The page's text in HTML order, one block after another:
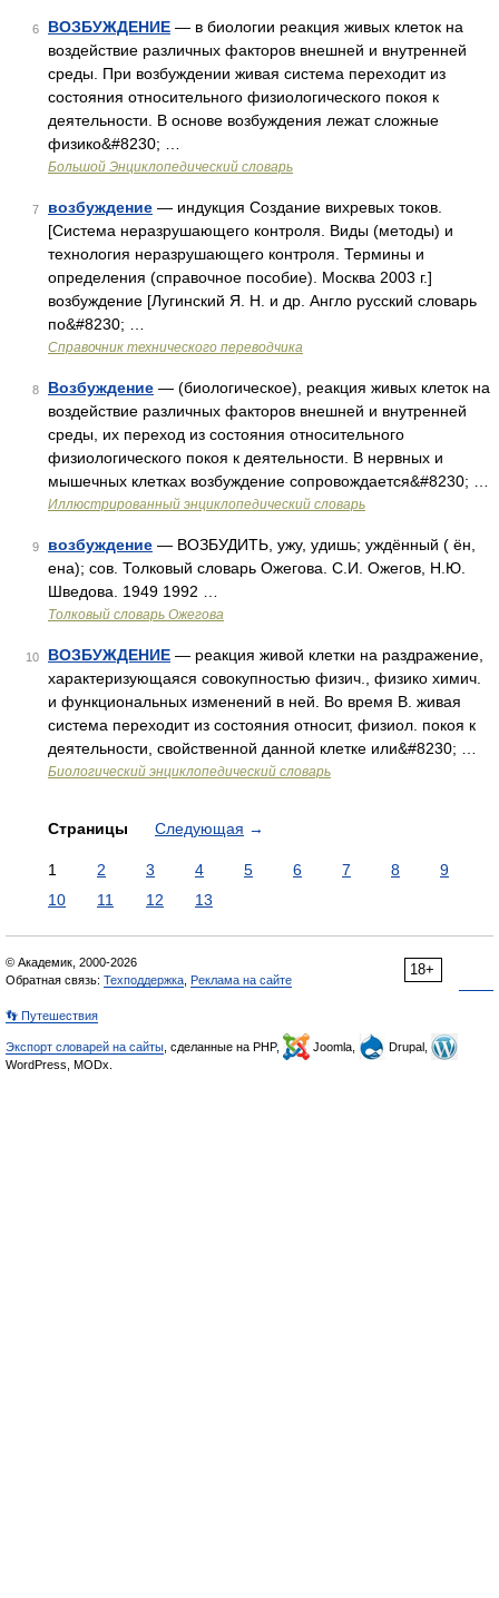
6 ВОЗБУЖДЕНИЕ — в биологии реакция живых клеток на
воздействие различных факторов внешней и внутренней
среды. При возбуждении живая система переходит из
состояния относительного физиологического покоя к
деятельности. В основе возбуждения лежат сложные
физико&#8230; …
Большой Энциклопедический словарь
7 возбуждение — индукция Создание вихревых токов.
[Система неразрушающего контроля. Виды (методы) и
технология неразрушающего контроля. Термины и
определения (справочное пособие). Москва 2003 г.]
возбуждение [Лугинский Я. Н. и др. Англо русский словарь
по&#8230; …
Справочник технического переводчика
8 Возбуждение — (биологическое), реакция живых клеток на
воздействие различных факторов внешней и внутренней
среды, их переход из состояния относительного
физиологического покоя к деятельности. В нервных и
мышечных клетках возбуждение сопровождается&#8230; …
Иллюстрированный энциклопедический словарь
9 возбуждение — ВОЗБУДИТЬ, ужу, удишь; уждённый ( ён,
ена); сов. Толковый словарь Ожегова. С.И. Ожегов, Н.Ю.
Шведова. 1949 1992 …
Толковый словарь Ожегова
10 ВОЗБУЖДЕНИЕ — реакция живой клетки на раздражение,
характеризующаяся совокупностью физич., физико химич.
и функциональных изменений в ней. Во время В. живая
система переходит из состояния относит, физиол. покоя к
деятельности, свойственной данной клетке или&#8230; …
Биологический энциклопедический словарь
Страницы Следующая →
1 2 3 4 5 6 7 8
9
10
11 12 13
18+
© Академик, 2000-2026
Обратная связь: Техподдержка Реклама на сайте
👣 Путешествия
Экспорт словарей на сайты , сделанные на PHP, Joomla,
Drupal,
WordPress, MODx.